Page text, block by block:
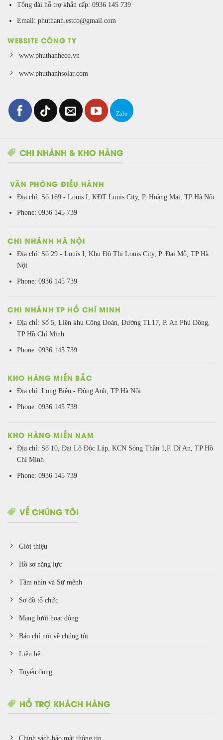
Tổng đài hỗ trợ khẩn cấp: 0936 145 739
Email: phuthanh.estco@gmail.com
WEBSITE CÔNG TY
www.phuthanheco.vn
www.phuthanhsolar.com
CHI NHÁNH & KHO HÀNG
VĂN PHÒNG ĐIỀU HÀNH
Địa chỉ: Số 169 - Louis I, KĐT Louis City, P. Hoàng Mai, TP Hà Nội
Phone: 0936 145 739
CHI NHÁNH HÀ NỘI
Địa chỉ: Số 29 - Louis I, Khu Đô Thị Louis City, P. Đại Mỗ, TP Hà
Nội
Phone: 0936 145 739
CHI NHÁNH TP HỒ CHÍ MINH
Địa chỉ: Số 5, Liên khu Công Đoàn, Đường TL17, P. An Phú Đông,
TP Hồ Chí Minh
Phone: 0936 145 739
KHO HÀNG MIỀN BẮC
Địa chỉ: Long Biên - Đông Anh, TP Hà Nội
Phone: 0936 145 739
KHO HÀNG MIỀN NAM
Địa chỉ: Số 10, Đại Lộ Độc Lập, KCN Sóng Thần 1,P. Dĩ An, TP Hồ
Chí Minh
Phone: 0936 145 739
VỀ CHÚNG TÔI
Giới thiệu
Hồ sơ năng lực
Tầm nhìn và Sứ mệnh
Sơ đồ tổ chức
Mạng lưới hoạt động
Báo chí nói về chúng tôi
Liên hệ
Tuyển dụng
HỖ TRỢ KHÁCH HÀNG
Chính sách bảo mật thông tin